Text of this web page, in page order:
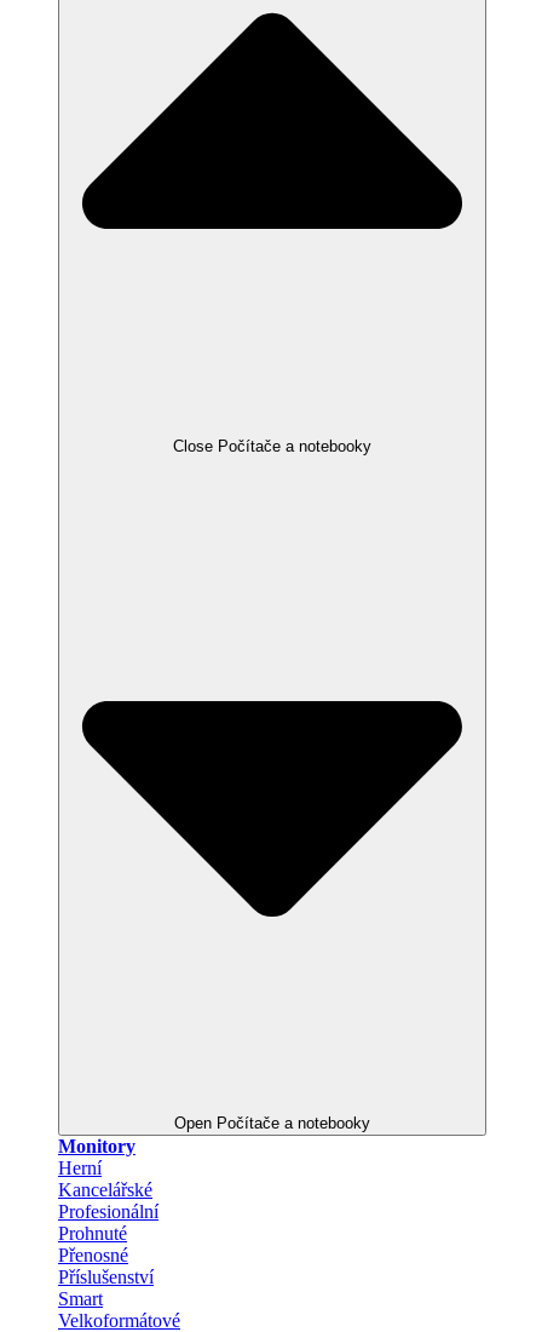
Close Počítače a notebooky
Open Počítače a notebooky
Monitory
Herní
Kancelářské
Profesionální
Prohnuté
Přenosné
Příslušenství
Smart
Velkoformátové